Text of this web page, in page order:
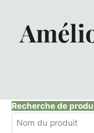
Recherche de